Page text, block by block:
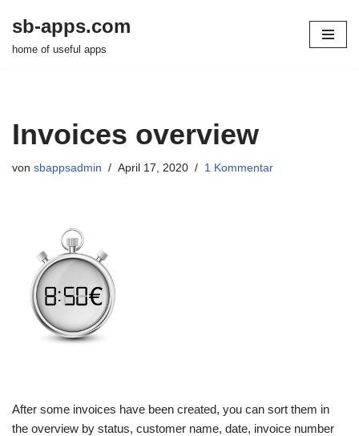
Zum
sb-apps.com
home of useful apps
Invoices overview
von sbappsadmin April 17, 2020 1 Kommentar
After some invoices have been created, you can sort them in
the overview by status, customer name, date, invoice number